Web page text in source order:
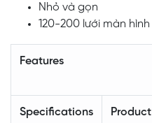
Nhỏ và gọn
120-200 lưới màn hình
Features
Specifications
Product